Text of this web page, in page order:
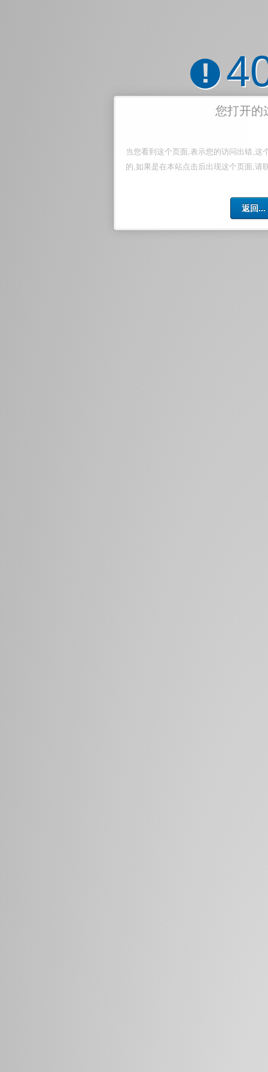
!
您打开的
当您看到这个页面,表示您的访问出错,这
的,如果是在本站点击后出现这个页面,请
返回...